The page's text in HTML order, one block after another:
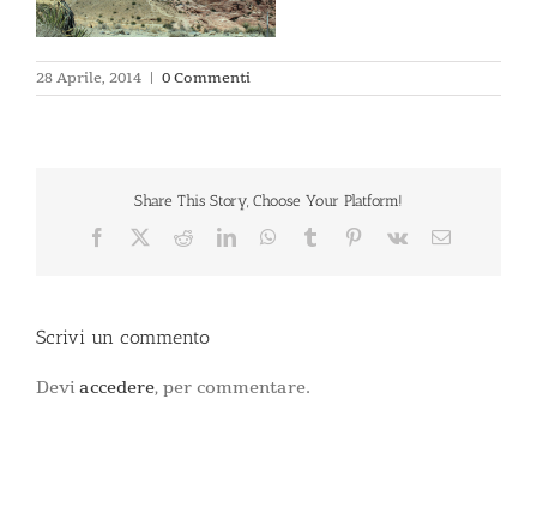
28 Aprile, 2014 | 0 Commenti
Share This Story, Choose Your Platform!
Facebook RedditLinkedInWhatsApp
Tumblr Pinterest
Vk Email
Scrivi un commento
Devi accedere, per commentare.